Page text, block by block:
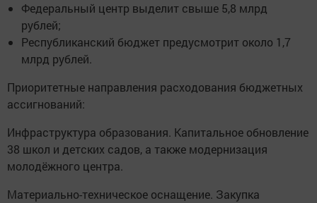
Федеральный центр выделит свыше 5,8 млрд
рублей;
Республиканский бюджет предусмотрит около 1,7
млрд рублей.
Приоритетные направления расходования бюджетных
ассигнований:
Инфраструктура образования. Капитальное обновление
38 школ и детских садов, а также модернизация
молодёжного центра.
Материально-техническое оснащение. Закупка